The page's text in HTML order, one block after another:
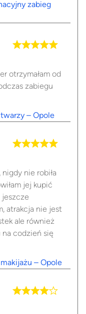
zabieg
otrzymałam od
zabiegu
– Opole
nie robiła
jej kupić
jeszcze
atrakcja nie jest
ale również
na codzień się
– Opole